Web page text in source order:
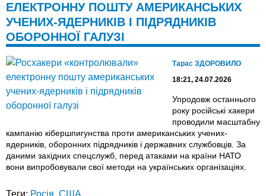
ЕЛЕКТРОННУ ПОШТУ АМЕРИКАНСЬКИХ
УЧЕНИХ-ЯДЕРНИКІВ І ПІДРЯДНИКІВ
ОБОРОННОЇ ГАЛУЗІ
Тарас ЗДОРОВИЛО
18:21, 24.07.2026
Упродовж останнього
року російські хакери
проводили масштабну
кампанію кібершпигунства проти американських учених-
ядерників, оборонних підрядників і державних службовців. За
даними західних спецслужб, перед атаками на країни НАТО
вони випробовували свої методи на українських організаціях.